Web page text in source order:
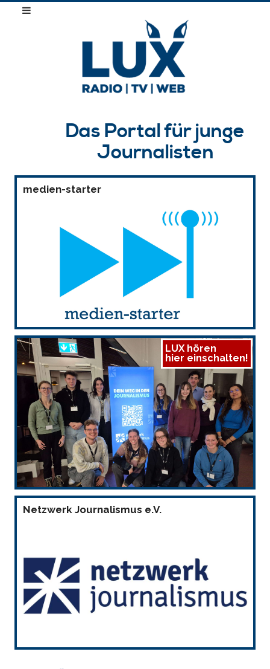
Das Portal für junge
Journalisten
medien-starter
LUX hören
hier einschalten!
Netzwerk Journalismus e.V.